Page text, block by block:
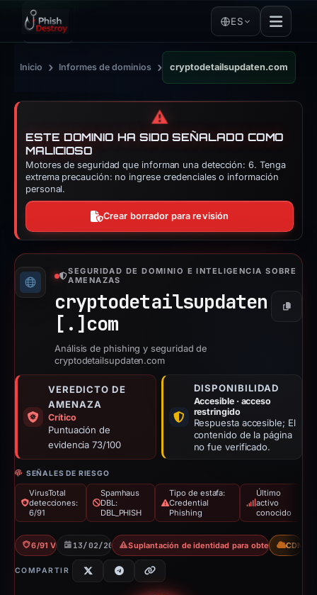
ES
Inicio › Informes de dominios › cryptodetailsupdaten.com
⚠️
ESTE DOMINIO HA SIDO SEÑALADO COMO
MALICIOSO
Motores de seguridad que informan una detección: 6. Tenga
extrema precaución: no ingrese credenciales o información
personal.
Crear borrador para revisión
SEGURIDAD DE DOMINIO E INTELIGENCIA SOBRE
AMENAZAS
cryptodetailsupdaten
[.] com
Copiar
Análisis de phishing y seguridad de
cryptodetailsupdaten.com
VEREDICTO DE
AMENAZA
Crítico
Puntuación de
evidencia 73/100
DISPONIBILIDAD
Accesible · acceso
restringido
Respuesta accesible; El
contenido de la página
no fue verificado.
SEÑALES DE RIESGO
VirusTotal
detecciones:
6/91
Spamhaus
DBL:
DBL_PHISH
Tipo de estafa:
Credential
Phishing
Último
activo
conocido
6/91 VT 13/02/2026 Suplantación de identidad para obtener CDN
COMPARTIR